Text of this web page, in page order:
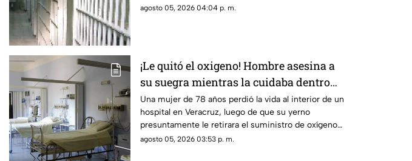
recibió su sentencia.
agosto 05, 2026 04:04 p. m.
¡Le quitó el oxigeno! Hombre asesina a
su suegra mientras la cuidaba dentro
de un hospital
Una mujer de 78 años perdió la vida al interior de un
hospital en Veracruz, luego de que su yerno
presuntamente le retirara el suministro de oxígeno
mientras permanecía bajo atención médica.
agosto 05, 2026 03:53 p. m.